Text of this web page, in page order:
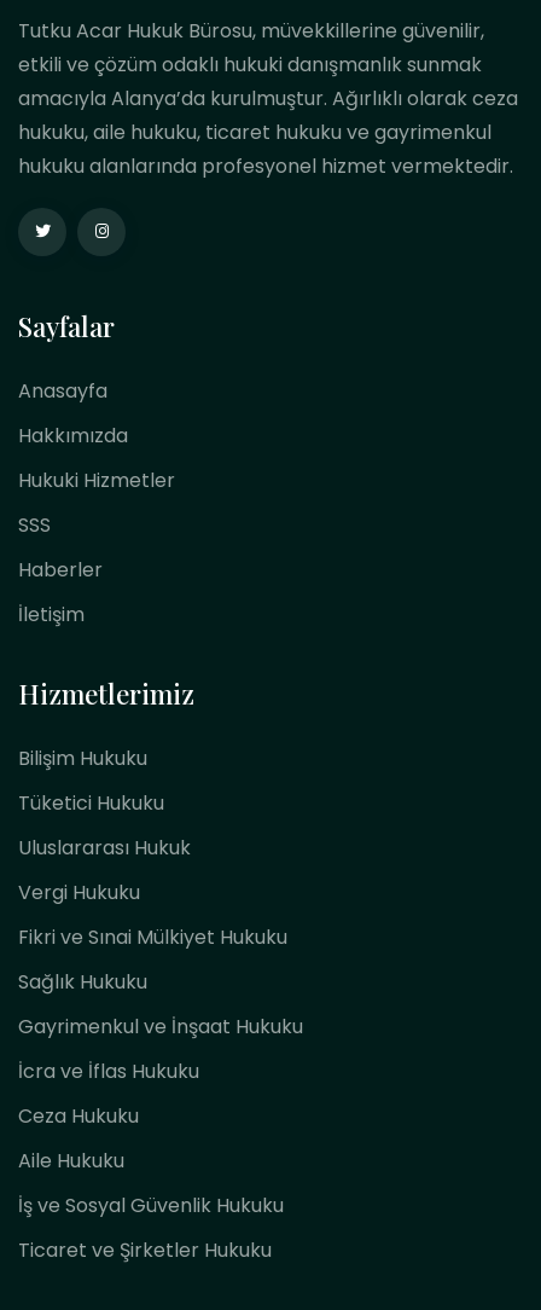
Tutku Acar Hukuk Bürosu, müvekkillerine güvenilir,
etkili ve çözüm odaklı hukuki danışmanlık sunmak
amacıyla Alanya’da kurulmuştur. Ağırlıklı olarak ceza
hukuku, aile hukuku, ticaret hukuku ve gayrimenkul
hukuku alanlarında profesyonel hizmet vermektedir.
Sayfalar
Anasayfa
Hakkımızda
Hukuki Hizmetler
SSS
Haberler
İletişim
Hizmetlerimiz
Bilişim Hukuku
Tüketici Hukuku
Uluslararası Hukuk
Vergi Hukuku
Fikri ve Sınai Mülkiyet Hukuku
Sağlık Hukuku
Gayrimenkul ve İnşaat Hukuku
İcra ve İflas Hukuku
Ceza Hukuku
Aile Hukuku
İş ve Sosyal Güvenlik Hukuku
Ticaret ve Şirketler Hukuku